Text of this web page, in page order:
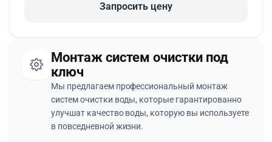
Запросить цену
Монтаж систем очистки под
ключ
Мы предлагаем профессиональный монтаж
систем очистки воды, которые гарантированно
улучшат качество воды, которую вы используете
в повседневной жизни.